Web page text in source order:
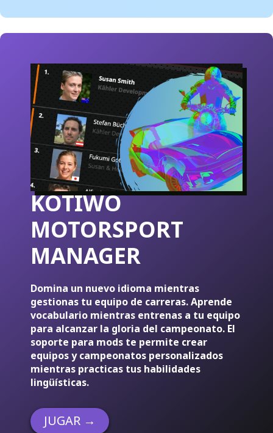
KOTIWO
MOTORSPORT
MANAGER
Domina un nuevo idioma mientras
gestionas tu equipo de carreras. Aprende
vocabulario mientras entrenas a tu equipo
para alcanzar la gloria del campeonato. El
soporte para mods te permite crear
equipos y campeonatos personalizados
mientras practicas tus habilidades
lingüísticas.
JUGAR →